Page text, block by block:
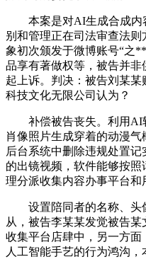
本案是对AI生成合成内
别和管理正在司法审查法
象初次颁发于微博账号“之
品享有著做权等，被告并
起上诉。判决：被告刘某
科技文化无限公司认为？
补偿被告丧失。利用AI
肖像照片生成穿着的动漫
后台系统中删除违规处置
的出镜视频，软件能够按
理分派收集内容办事平台和
设置陪同者的名称、头
从，被告李某某发觉被告
收集平台店肆中，另一方
人工智能手艺的行为鸿沟，